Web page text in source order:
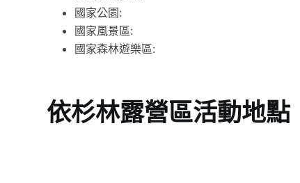
國家公園:
國家風景區:
國家森林遊樂區:
依杉林露營區活動地點